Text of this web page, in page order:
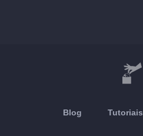
Blog Tutoriais